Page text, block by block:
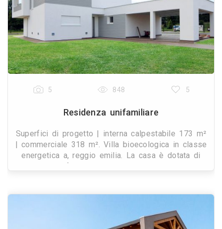
5 848 5
Residenza unifamiliare
Superfici di progetto | interna calpestabile 173 m²
| commerciale 318 m². Villa bioecologica in classe
energetica a, reggio emilia. La casa è dotata di
sistema di fondazione a travi rovesce con ves